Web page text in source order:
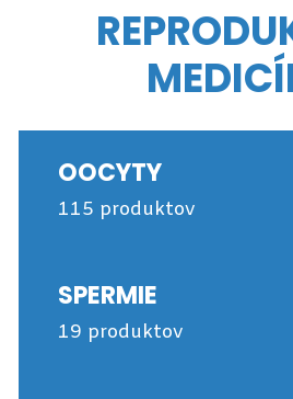
OOCYTY
115 produktov
SPERMIE
19 produktov